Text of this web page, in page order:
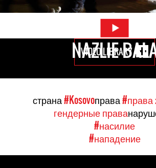
NAZLIE
VIDEO LIBRARY
страна#Kosovoправа
гендерные права
#насилие
#нападение